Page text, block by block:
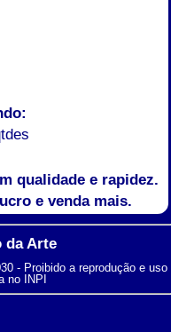
qualidade e rapidez.
e venda mais.
da Arte
- Proibido a reprodução e uso
no INPI